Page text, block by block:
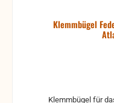
Klemmbügel
Klemmbügel für